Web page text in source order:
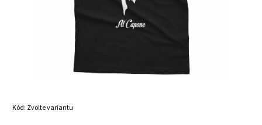
Kód: Zvolte variantu